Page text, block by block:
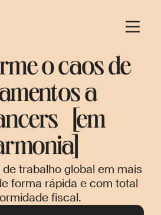
o caos de
a
[em
trabalho global em mais
forma rápida e com total
fiscal.